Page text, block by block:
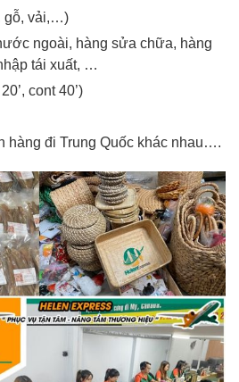
gỗ, vải,…)
ngoài, hàng sửa chữa, hàng
tái xuất, …
cont 40’)
hàng đi Trung Quốc khác nhau….